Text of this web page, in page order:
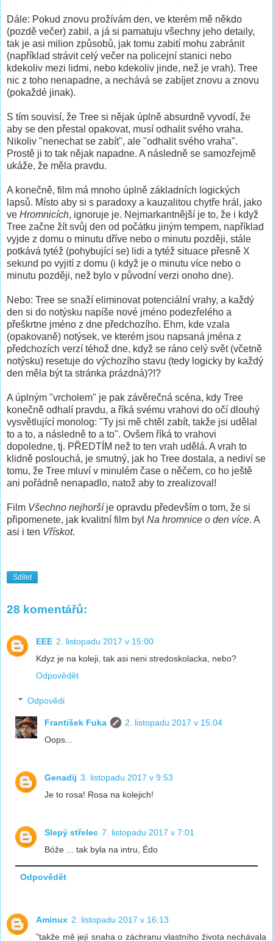
Dále: Pokud znovu prožívám den, ve kterém mě někdo
(pozdě večer) zabil, a já si pamatuju všechny jeho detaily,
tak je asi milion způsobů, jak tomu zabití mohu zabránit
(například strávit celý večer na policejní stanici nebo
kdekoliv mezi lidmi, nebo kdekoliv jinde, než je vrah). Tree
nic z toho nenapadne, a nechává se zabíjet znovu a znovu
(pokaždé jinak).
S tím souvisí, že Tree si nějak úplně absurdně vyvodí, že
aby se den přestal opakovat, musí odhalit svého vraha.
Nikoliv "nenechat se zabít", ale "odhalit svého vraha".
Prostě ji to tak nějak napadne. A následně se samozřejmě
ukáže, že měla pravdu.
A konečně, film má mnoho úplně základních logických
lapsů. Místo aby si s paradoxy a kauzalitou chytře hrál, jako
ve Hromnicích, ignoruje je. Nejmarkantnější je to, že i když
Tree začne žít svůj den od počátku jiným tempem, například
vyjde z domu o minutu dříve nebo o minutu později, stále
potkává tytéž (pohybující se) lidi a tytéž situace přesně X
sekund po vyjití z domu (i když je o minutu více nebo o
minutu později, než bylo v původní verzi onoho dne).
Nebo: Tree se snaží eliminovat potenciální vrahy, a každý
den si do notýsku napíše nové jméno podezřelého a
přeškrtne jméno z dne předchozího. Ehm, kde vzala
(opakovaně) notýsek, ve kterém jsou napsaná jména z
předchozích verzí téhož dne, když se ráno celý svět (včetně
notýsku) resetuje do výchozího stavu (tedy logicky by každý
den měla být ta stránka prázdná)?!?
A úplným "vrcholem" je pak závěrečná scéna, kdy Tree
konečně odhalí pravdu, a říká svému vrahovi do očí dlouhý
vysvětlující monolog: "Ty jsi mě chtěl zabít, takže jsi udělal
to a to, a následně to a to". Ovšem říká to vrahovi
dopoledne, tj. PŘEDTÍM než to ten vrah udělá. A vrah to
klidně poslouchá, je smutný, jak ho Tree dostala, a nediví se
tomu, že Tree mluví v minulém čase o něčem, co ho ještě
ani pořádně nenapadlo, natož aby to zrealizoval!
Film Všechno nejhoršíje opravdu především o tom, že si
připomenete, jak kvalitní film byl Na hromnice o den více. A
asi i ten Vřískot.
Sdílet
28 komentářů:
EEE 2. listopadu 2017 v 15:00
Kdyz je na koleji, tak asi neni stredoskolacka, nebo?
Odpovědět
Odpovědi
František Fuka
2. listopadu 2017 v 15:04
Oops...
Genadij 3. listopadu 2017 v 9:53
Je to rosa! Rosa na kolejich!
Slepý střelec 7. listopadu 2017 v 7:01
Bóže ... tak byla na intru, Édo
Odpovědět
Aminux 2. listopadu 2017 v 16:13
"takže mě její snaha o záchranu vlastního života nechávala